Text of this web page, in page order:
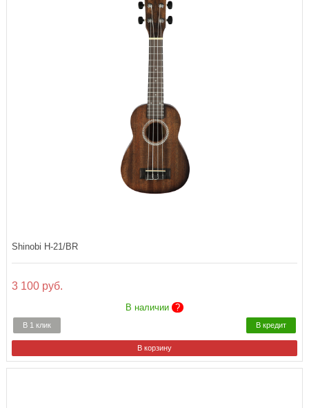
Shinobi H-21/BR
3 100 руб.
В наличии ?
В 1 клик В кредит